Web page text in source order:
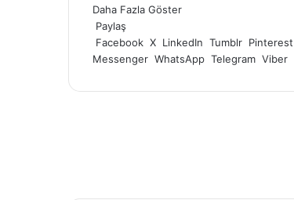
Daha Fazla Göster
Paylaş
Facebook X LinkedIn Tumblr Pinterest
Messenger WhatsApp Telegram Viber